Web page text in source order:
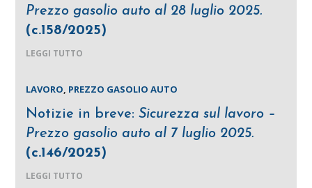
Prezzo gasolio auto al 28 luglio 2025.
(c.158/2025)
LEGGI TUTTO
LAVORO, PREZZO GASOLIO AUTO
Notizie in breve:Sicurezza sul lavoro –
Prezzo gasolio auto al 7 luglio 2025.
(c.146/2025)
LEGGI TUTTO